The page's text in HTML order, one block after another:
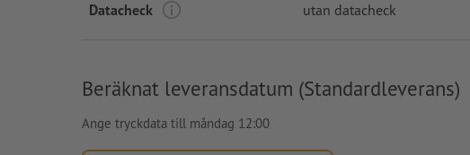
Datacheck utan datacheck
Beräknat leveransdatum (Standardleverans)
Ange tryckdata till måndag 12:00